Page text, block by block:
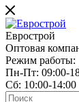
Еврострой
Оптовая
Режим работы:
Пн-Пт: 09:00-
Сб: 10:00-14:00